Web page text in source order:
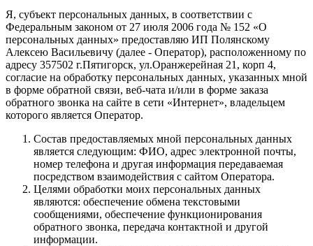
Я, субъект персональных данных, в соответствии с
Федеральным законом от 27 июля 2006 года № 152 «О
персональных данных» предоставляю ИП Полянскому
Алексею Васильевичу (далее - Оператор), расположенному по
адресу 357502 г.Пятигорск, ул.Оранжерейная 21, корп 4,
согласие на обработку персональных данных, указанных мной
в форме обратной связи, веб-чата и/или в форме заказа
обратного звонка на сайте в сети «Интернет», владельцем
которого является Оператор.
Состав предоставляемых мной персональных данных
является следующим: ФИО, адрес электронной почты,
номер телефона и другая информация передаваемая
посредством взаимодействия с сайтом Оператора.
Целями обработки моих персональных данных
являются: обеспечение обмена текстовыми
сообщениями, обеспечение функционирования
обратного звонка, передача контактной и другой
информации.